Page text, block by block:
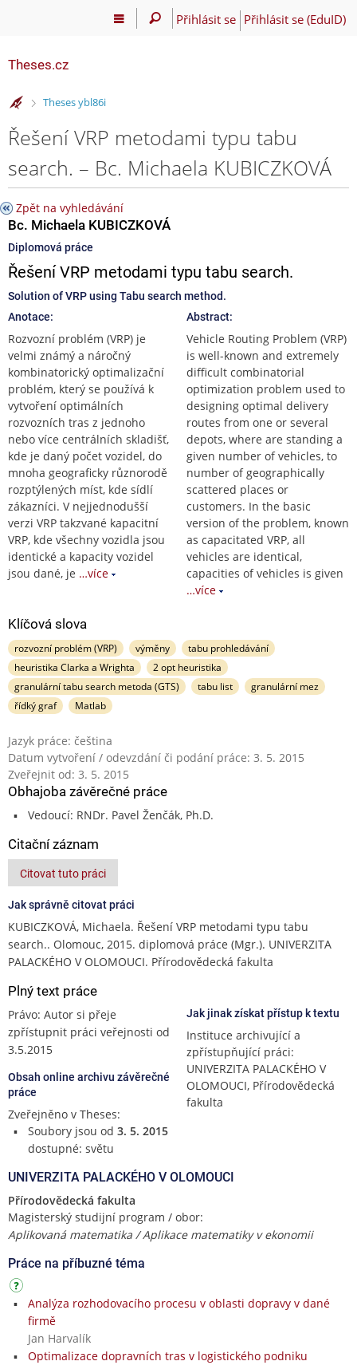
Přihlásit se Přihlásit se (EduID)
Theses.cz
>
Theses ybl86i
Řešení VRP metodami typu tabu
search. – Bc. Michaela KUBICZKOVÁ
Zpět na vyhledávání
Bc. Michaela KUBICZKOVÁ
Diplomová práce
Řešení VRP metodami typu tabu search.
Solution of VRP using Tabu search method.
Anotace:
Rozvozní problém (VRP) je
velmi známý a náročný
kombinatorický optimalizační
problém, který se používá k
vytvoření optimálních
rozvozních tras z jednoho
nebo více centrálních skladišť,
kde je daný počet vozidel, do
mnoha geograficky různorodě
rozptýlených míst, kde sídlí
zákazníci. V nejjednodušší
verzi VRP takzvané kapacitní
VRP, kde všechny vozidla jsou
identické a kapacity vozidel
jsou dané, je …více
Abstract:
Vehicle Routing Problem (VRP)
is well-known and extremely
difficult combinatorial
optimization problem used to
designing optimal delivery
routes from one or several
depots, where are standing a
given number of vehicles, to
number of geographically
scattered places or
customers. In the basic
version of the problem, known
as capacitated VRP, all
vehicles are identical,
capacities of vehicles is given
…více
Klíčová slova
rozvozní problém (VRP) výměny
tabu prohledávání
heuristika Clarka a Wrighta
2 opt heuristika
granulární tabu search metoda (GTS)
tabu list
granulární mez
řídký graf
Matlab
Jazyk práce: čeština
Datum vytvoření / odevzdání či podání práce: 3. 5. 2015
Zveřejnit od: 3. 5. 2015
Obhajoba závěrečné práce
Vedoucí: RNDr. Pavel Ženčák, Ph.D.
Citační záznam
Citovat tuto práci
Jak správně citovat práci
KUBICZKOVÁ, Michaela. Řešení VRP metodami typu tabu
search.. Olomouc, 2015. diplomová práce (Mgr.). UNIVERZITA
PALACKÉHO V OLOMOUCI. Přírodovědecká fakulta
Plný text práce
Právo: Autor si přeje
zpřístupnit práci veřejnosti od
3.5.2015
Obsah online archivu závěrečné
práce
Zveřejněno v Theses:
Soubory jsou od 3. 5. 2015
dostupné: světu
Jak jinak získat přístup k textu
Instituce archivující a
zpřístupňující práci:
UNIVERZITA PALACKÉHO V
OLOMOUCI, Přírodovědecká
fakulta
UNIVERZITA PALACKÉHO V OLOMOUCI
Přírodovědecká fakulta
Magisterský studijní program / obor:
Aplikovaná matematika / Aplikace matematiky v ekonomii
Práce na příbuzné téma
Analýza rozhodovacího procesu v oblasti dopravy v dané
firmě
Jan Harvalík
Optimalizace dopravních tras v logistického podniku